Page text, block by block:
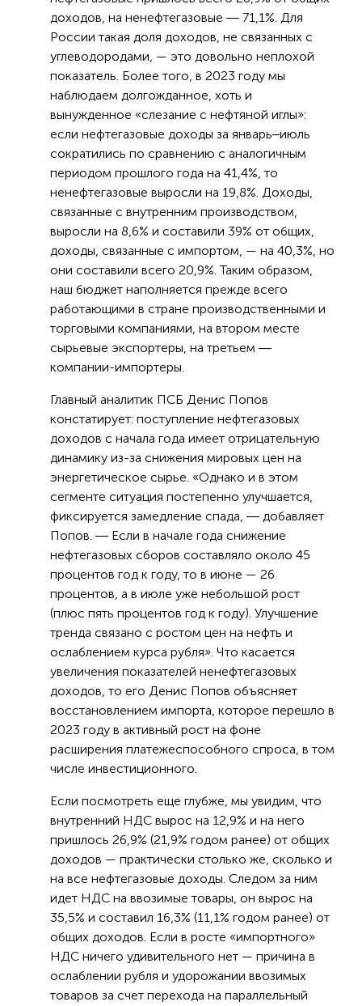
доходов, на ненефтегазовые ― 71,1%. Для
России такая доля доходов, не связанных с
углеводородами, — это довольно неплохой
показатель. Более того, в 2023 году мы
наблюдаем долгожданное, хоть и
вынужденное «слезание с нефтяной иглы»:
если нефтегазовые доходы за январь‒июль
сократились по сравнению с аналогичным
периодом прошлого года на 41,4%, то
ненефтегазовые выросли на 19,8%. Доходы,
связанные с внутренним производством,
выросли на 8,6% и составили 39% от общих,
доходы, связанные с импортом, — на 40,3%, но
они составили всего 20,9%. Таким образом,
наш бюджет наполняется прежде всего
работающими в стране производственными и
торговыми компаниями, на втором месте
сырьевые экспортеры, на третьем ―
компании-импортеры.
Главный аналитик ПСБ Денис Попов
констатирует: поступление нефтегазовых
доходов с начала года имеет отрицательную
динамику из-за снижения мировых цен на
энергетическое сырье. «Однако и в этом
сегменте ситуация постепенно улучшается,
фиксируется замедление спада, ― добавляет
Попов. ― Если в начале года снижение
нефтегазовых сборов составляло около 45
процентов год к году, то в июне — 26
процентов, а в июле уже небольшой рост
(плюс пять процентов год к году). Улучшение
тренда связано с ростом цен на нефть и
ослаблением курса рубля». Что касается
увеличения показателей ненефтегазовых
доходов, то его Денис Попов объясняет
восстановлением импорта, которое перешло в
2023 году в активный рост на фоне
расширения платежеспособного спроса, в том
числе инвестиционного.
Если посмотреть еще глубже, мы увидим, что
внутренний НДС вырос на 12,9% и на него
пришлось 26,9% (21,9% годом ранее) от общих
доходов — практически столько же, сколько и
на все нефтегазовые доходы. Следом за ним
идет НДС на ввозимые товары, он вырос на
35,5% и составил 16,3% (11,1% годом ранее) от
общих доходов. Если в росте «импортного»
НДС ничего удивительного нет — причина в
ослаблении рубля и удорожании ввозимых
товаров за счет перехода на параллельный